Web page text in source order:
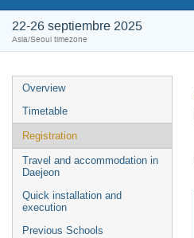
22-26 septiembre 2025
Asia/Seoul timezone
Overview
Timetable
Registration
Travel and accommodation in
Daejeon
Quick installation and
execution
Previous Schools